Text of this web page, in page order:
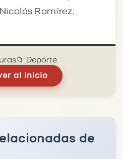
Ramírez.
📁 Deporte
al inicio
de